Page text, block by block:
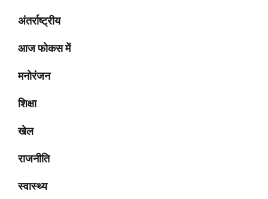
अंतर्राष्ट्रीय
आज फोकस में
मनोरंजन
शिक्षा
खेल
राजनीति
स्वास्थ्य